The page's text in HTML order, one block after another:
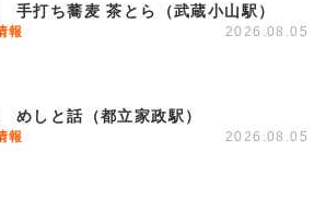
手打ち蕎麦 茶とら（武蔵小山駅）
報 2026.08.05
めしと話（都立家政駅）
報 2026.08.05